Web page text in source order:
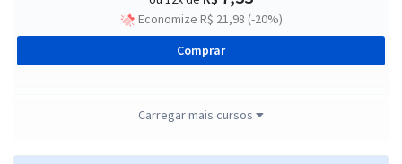
Economize R$ 21,98 (-20%)
Comprar
Direito Empresarial para o cargo de Conselheiro Substituto -
Carregar mais cursos